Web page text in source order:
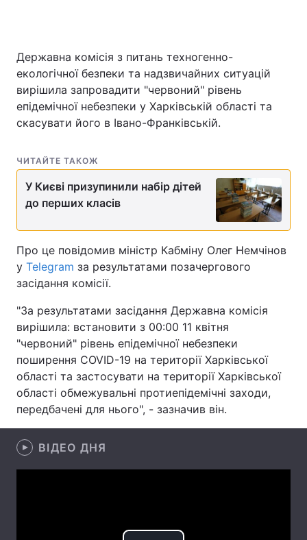
Україна Політика
Економіка Світ
Наука
Здоров'я
Екологія Регіони
Відео з Youtube Статті
Інтерв'ю Думки
Архів Вакансії
Контакти
Державна комісія з питань техногенно-
екологічної безпеки та надзвичайних ситуацій
вирішила запровадити "червоний" рівень
епідемічної небезпеки у Харківській області та
скасувати його в Івано-Франківській.
ЧИТАЙТЕ ТАКОЖ
У Києві призупинили набір дітей
до перших класів
Про це повідомив міністр Кабміну Олег Немчінов
у Telegram за результатами позачергового
засідання комісії.
"За результатами засідання Державна комісія
вирішила: встановити з 00:00 11 квітня
"червоний" рівень епідемічної небезпеки
поширення COVID-19 на території Харківської
області та застосувати на території Харківської
області обмежувальні протиепідемічні заходи,
передбачені для нього", - зазначив він.
ВІДЕО ДНЯ